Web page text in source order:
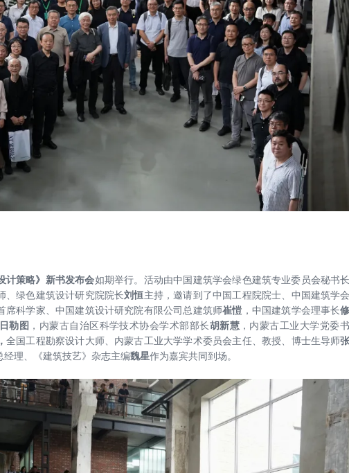
计策略》新书发布会如期举行。活动由中国建筑学会绿色建筑专业委员会秘书
、绿色建筑设计研究院院长刘恒主持，邀请到了中国工程院院士、中国建筑学
席科学家、中国建筑设计研究院有限公司总建筑师崔愷 ，中国建筑学会理事长
勒图 ，内蒙古自治区科学技术协会学术部部长胡新慧 ，内蒙古工业大学党委
全国工程勘察设计大师、内蒙古工业大学学术委员会主任、教授、博士生导师
理、《建筑技艺》杂志主编魏星作为嘉宾共同到场。